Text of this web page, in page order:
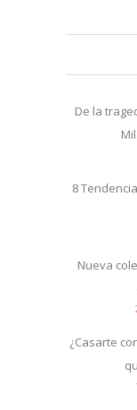
De la
8
Nueva
¿Casarte